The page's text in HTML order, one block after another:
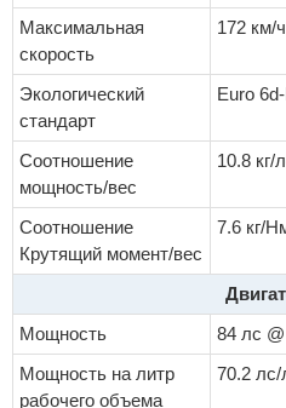
Максимальная
скорость
172 км/ч
Экологический
стандарт
Euro
Соотношение
мощность/вес
10.8 кг/
Соотношение
Крутящий момент/вес
7.6 кг/
Мощность
84 лс
Мощность на литр
рабочего объема
70.2 лс/